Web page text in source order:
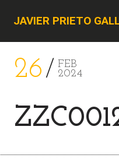
JAVIER PRIETO
26
FEB
2024